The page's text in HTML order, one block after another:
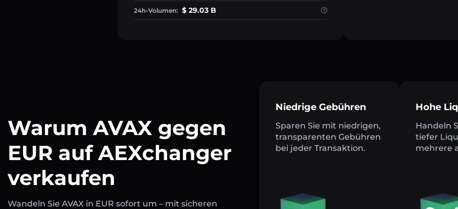
24h-Volumen: $ 29.03 B
Warum AVAX gegen
EUR auf AEXchanger
verkaufen
Wandeln Sie AVAX in EUR sofort um – mit sicheren
Niedrige Gebühren
Sparen Sie mit niedrigen,
transparenten Gebühren
bei jeder Transaktion.
Hohe
Handeln
tiefer
mehrere